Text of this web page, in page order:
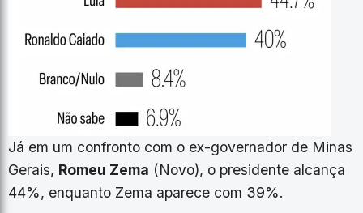
Já em um confronto com o ex-governador de Minas
Gerais, Romeu Zema (Novo), o presidente alcança
44%, enquanto Zema aparece com 39%.